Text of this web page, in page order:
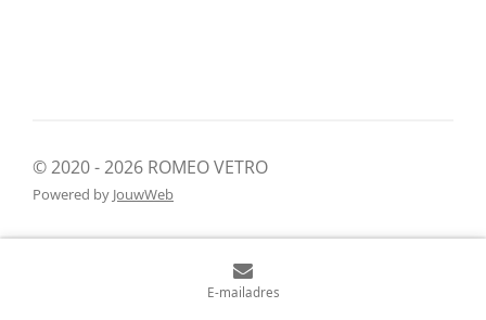
© 2020 - 2026 ROMEO VETRO
Powered by JouwWeb
E-mailadres